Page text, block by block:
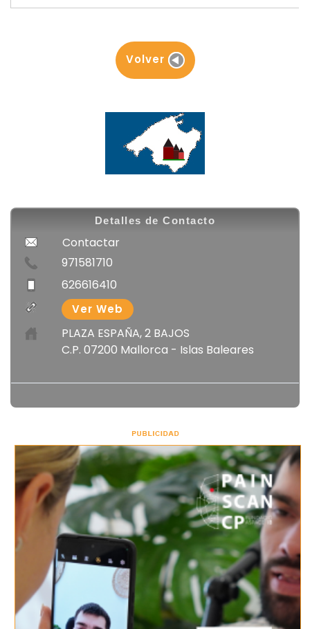
Volver
Detalles de Contacto
Contactar
971581710
626616410
Ver Web
PLAZA ESPAÑA, 2 BAJOS
C.P. 07200 Mallorca - Islas Baleares